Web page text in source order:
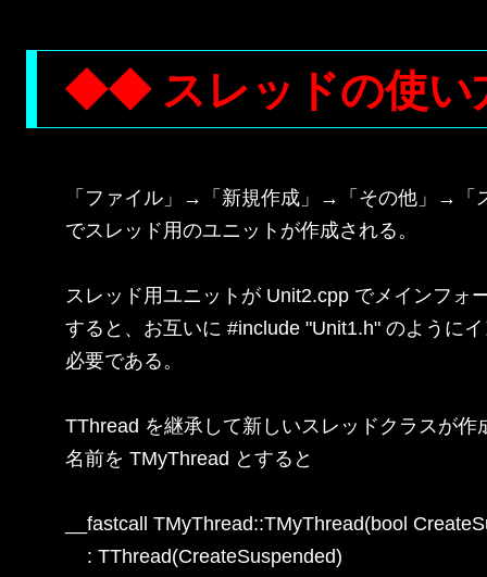
◆◆ スレッドの使
「ファイル」→「新規作成」→「その他」→「
でスレッド用のユニットが作成される。
スレッド用ユニットが Unit2.cpp でメインフォ
すると、お互いに #include "Unit1.h" のように
必要である。
TThread を継承して新しいスレッドクラスが作
名前を TMyThread とすると
__fastcall TMyThread::TMyThread(bool
    : TThread(CreateSuspended)